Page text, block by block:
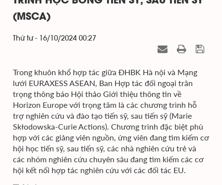
(MSCA)
Thứ tư - 16/10/2024 00:27
Trong khuôn khổ hợp tác giữa ĐHBK Hà nội và Mạng
lưới EURAXESS ASEAN, Ban Hợp tác đối ngoại trân
trọng thông báo Hội thảo Giới thiệu thông tin về
Horizon Europe với trọng tâm là các chương trình hỗ
trợ nghiên cứu và đào tạo tiến sỹ, sau tiến sỹ (Marie
Skłodowska-Curie Actions). Chương trình đặc biệt phù
hợp với các giảng viên nguồn, ứng viên đang tìm kiếm cơ
hội học tiến sỹ, sau tiến sỹ, các nhà nghiên cứu trẻ và
các nhóm nghiên cứu chuyên sâu đang tìm kiếm các cơ
hội kết nối hợp tác nghiên cứu với các đối tác EU.